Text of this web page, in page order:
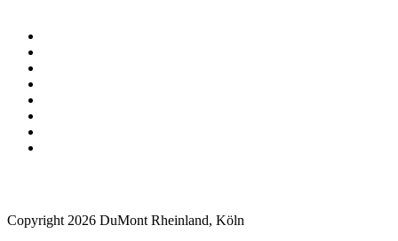
Copyright 2026 DuMont Rheinland, Köln